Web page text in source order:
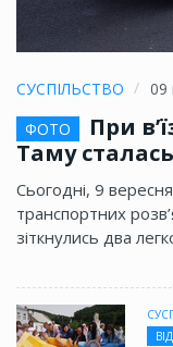
СУСПІЛЬСТВО
09
ФОТО
При
Таму
Сьогодні, 9
транспортних
зіткнулись два